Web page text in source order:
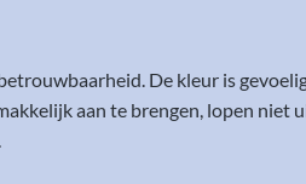
De kleur is
aan te brengen, lopen niet